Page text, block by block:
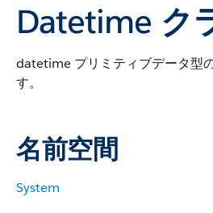
Datetime ク
datetime プリミティブデータ型
す。
名前空間
System